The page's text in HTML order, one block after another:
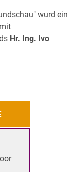
wurd ein
Hr. Ing. Ivo